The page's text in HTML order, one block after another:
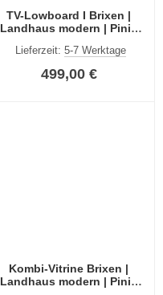
TV-Lowboard I Brixen |
Landhaus modern | Pinie
Lieferzeit:5-7 Werktage
499,00 €
Kombi-Vitrine Brixen |
Landhaus modern | Pinie